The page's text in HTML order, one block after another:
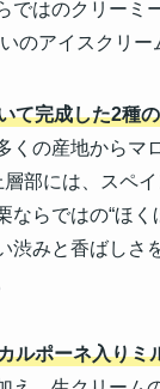
はのクリーミ
のアイスクリー
て完成した2種
の産地からマ
部には、スペ
らではの“ほ
渋みと香ばし
ルポーネ入りミ